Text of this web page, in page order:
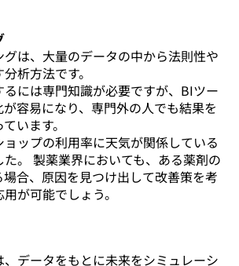
は、大量のデータの中から法則性や
析方法です。
には専門知識が必要ですが、BIツー
容易になり、専門外の人でも結果を
います。
ップの利用率に天気が関係している
。 製薬業界においても、ある薬剤の
合、原因を見つけ出して改善策を考
が可能でしょう。
データをもとに未来をシミュレーシ